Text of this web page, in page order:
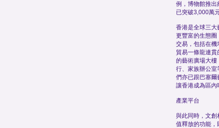
例，博物館推
已突破3,000萬
香港是全球三大
更豐富的生態圈
交易，包括在機
貿易一條龍連
的藝術廣場大樓
行、家族辦公室
們亦已跟巴塞爾
讓香港成為區內
產業平台
與此同時，文創
值釋放的功能，